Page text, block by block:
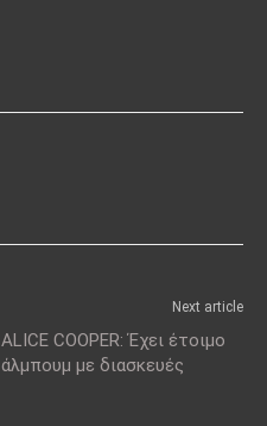
Next article
ALICE COOPER: Έχει έτοιμο
άλμπουμ με διασκευές